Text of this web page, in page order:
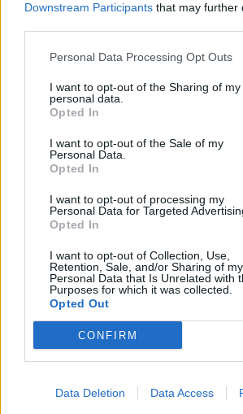
Downstream Participants that may further
Personal Data Processing Opt Outs
I want to opt-out of the Sharing of my
personal data.
Opted In
I want to opt-out of the Sale of my
Personal Data.
Opted In
I want to opt-out of processing my
Personal Data for Targeted
Opted In
I want to opt-out of Collection, Use,
Retention, Sale, and/or Sharing of my
Personal Data that Is Unrelated with
Purposes for which it was collected.
Opted Out
CONFIRM
Data Deletion Data Access